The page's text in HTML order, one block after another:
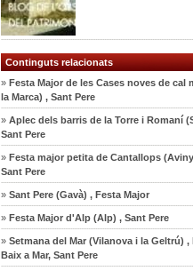
Continguts relacionats
» Festa Major de les Cases noves de cal
la Marca) , Sant Pere
» Aplec dels barris de la Torre i Romaní
Sant Pere
» Festa major petita de Cantallops
Sant Pere
» Sant Pere (Gavà) , Festa Major
» Festa Major d'Alp (Alp) , Sant Pere
» Setmana del Mar (Vilanova i la Geltrú) ,
Baix a Mar, Sant Pere